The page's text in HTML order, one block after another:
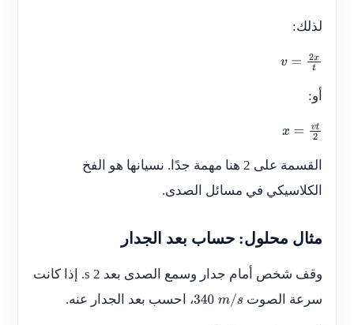
لذلك:
v =2 xt
أو:
x =v 2
القسمة على 2 هنا مهمة جدًا. نسيانها هو الفخ
الكلاسيكي في مسائل الصدى.
مثال محلول: حساب بعد الجدار
وقف شخص أمام جدار وسمع الصدى بعد 2 s. إذا كانت
سرعة الصوت
340 m/s ، احسب بعد الجدار عنه.